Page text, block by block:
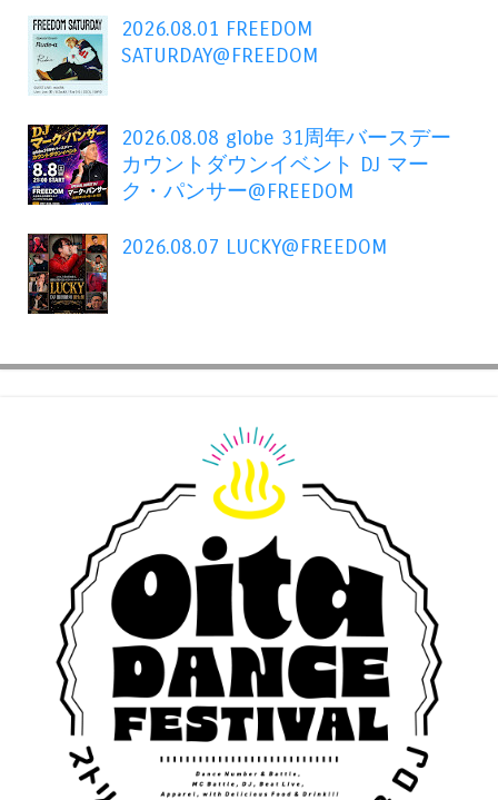
2026.08.01 FREEDOM
SATURDAY@FREEDOM
2026.08.08 globe 31周年バースデー
カウントダウンイベント DJ マー
ク・パンサー@FREEDOM
2026.08.07 LUCKY@FREEDOM